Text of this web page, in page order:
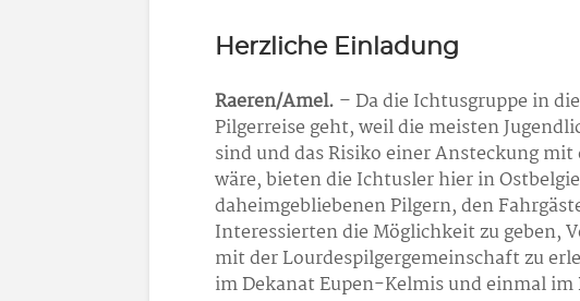
Herzliche Einladung
Raeren/Amel. – Da die Ichtusgruppe in
Pilgerreise geht, weil die meisten
sind und das Risiko einer Ansteckung
wäre, bieten die Ichtusler hier in
daheimgebliebenen Pilgern, den
Interessierten die Möglichkeit zu geben,
mit der Lourdespilgergemeinschaft zu
im Dekanat Eupen-Kelmis und einmal